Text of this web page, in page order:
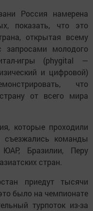
Россия намерена
показать, что это
открытая всему
запросами молодого
игры (phygital —
и цифровой)
что
от всего мира
которые проходили
съезжались команды
Бразилии, Перу
стран.
приедут тысячи
было на чемпионате
турпоток из-за